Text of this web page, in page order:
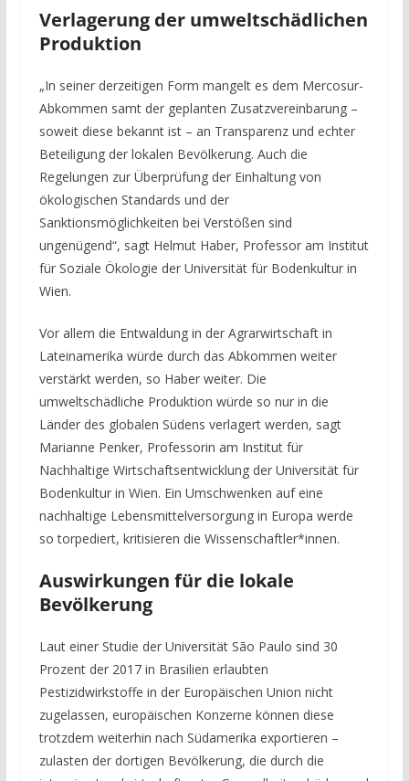
Verlagerung der umweltschädlichen
Produktion
„In seiner derzeitigen Form mangelt es dem Mercosur-
Abkommen samt der geplanten Zusatzvereinbarung –
soweit diese bekannt ist – an Transparenz und echter
Beteiligung der lokalen Bevölkerung. Auch die
Regelungen zur Überprüfung der Einhaltung von
ökologischen Standards und der
Sanktionsmöglichkeiten bei Verstößen sind
ungenügend“, sagt Helmut Haber, Professor am Institut
für Soziale Ökologie der Universität für Bodenkultur in
Wien.
Vor allem die Entwaldung in der Agrarwirtschaft in
Lateinamerika würde durch das Abkommen weiter
verstärkt werden, so Haber weiter. Die
umweltschädliche Produktion würde so nur in die
Länder des globalen Südens verlagert werden, sagt
Marianne Penker, Professorin am Institut für
Nachhaltige Wirtschaftsentwicklung der Universität für
Bodenkultur in Wien. Ein Umschwenken auf eine
nachhaltige Lebensmittelversorgung in Europa werde
so torpediert, kritisieren die Wissenschaftler*innen.
Auswirkungen für die lokale
Bevölkerung
Laut einer Studie der Universität São Paulo sind 30
Prozent der 2017 in Brasilien erlaubten
Pestizidwirkstoffe in der Europäischen Union nicht
zugelassen, europäischen Konzerne können diese
trotzdem weiterhin nach Südamerika exportieren –
zulasten der dortigen Bevölkerung, die durch die